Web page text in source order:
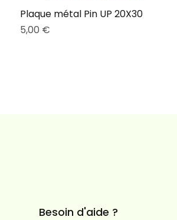
Plaque métal Pin UP 20X30
Prix
5,00 €
Besoin d'aide ?